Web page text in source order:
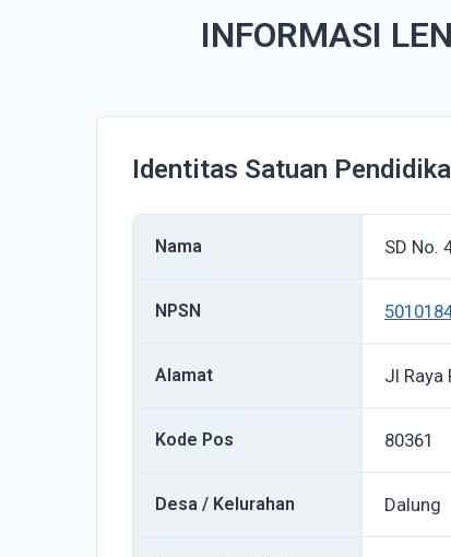
INFORMASI
Identitas Satuan
Nama SD No.
NPSN
Alamat Jl Raya
Kode Pos 80361
Desa / Kelurahan Dalung